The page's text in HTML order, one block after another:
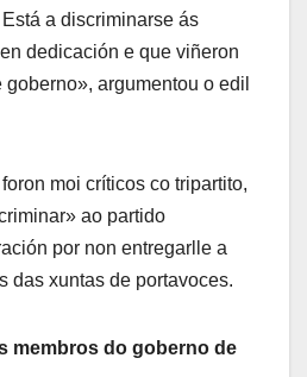
a discriminarse ás
dedicación e que viñeron
argumentou o edil
moi críticos co tripartito,
ao partido
por non entregarlle a
das xuntas de portavoces.
membros do goberno de